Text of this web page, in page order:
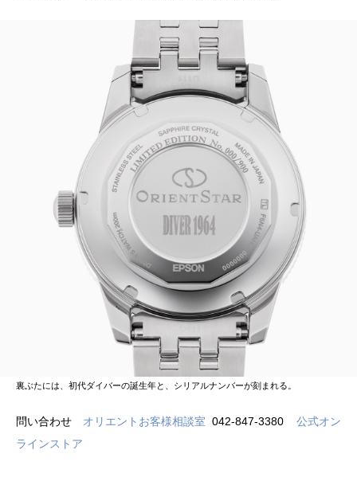
裏ぶたには、初代ダイバーの誕生年と、シリアルナンバーが刻まれる。
問い合わせ オリエントお客様相談室 042-847-3380 公式オン
ラインストア